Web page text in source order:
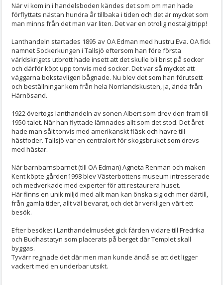
När vi kom in i handelsboden kändes det som om man hade
förflyttats nästan hundra år tillbaka i tiden och det är mycket som
man minns från det man var liten. Det var en otrolig nostalgitripp!
Lanthandeln startades 1895 av OA Edman med hustru Eva. OA fick
namnet Sockerkungen i Tallsjö eftersom han före första
världskrigets utbrott hade insett att det skulle bli brist på socker
och därför köpt upp tonvis med socker. Det var så mycket att
väggarna bokstavligen bågnade. Nu blev det som han förutsett
och beställningar kom från hela Norrlandskusten, ja, ända från
Härnösand.
1922 övertogs lanthandeln av sonen Albert som drev den fram till
1950-talet. När han flyttade lämnades allt som det stod. Det året
hade man sålt tonvis med amerikanskt fläsk och havre till
hästfoder. Tallsjö var en centralort för skogsbruket som drevs
med hästar.
När barnbarnsbarnet (till OA Edman) Agneta Renman och maken
Kent köpte gården1998 blev Västerbottens museum intresserade
och medverkade med experter för att restaurera huset.
Här finns en unik miljö med allt man kan önska sig och mer därtill,
från gamla tider, allt väl bevarat, och det är verkligen värt ett
besök.
Efter besöket i Lanthandelmuséet gick färden vidare till Fredrika
och Budhastatyn som placerats på berget där Templet skall
byggas.
Tyvärr regnade det där men man kunde ändå se att det ligger
vackert med en underbar utsikt.